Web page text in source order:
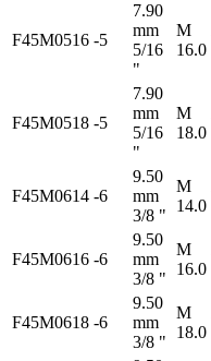
F45M0516 -5
7.90
mm
5/16
"
M
16.0
F45M0518 -5
7.90
mm
5/16
"
M
18.0
F45M0614 -6
9.50
mm
3/8 "
M
14.0
F45M0616 -6
9.50
mm
3/8 "
M
16.0
F45M0618 -6
9.50
mm
3/8 "
M
18.0